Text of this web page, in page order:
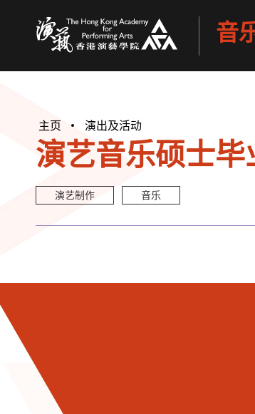
音
主页 演出及活动
演艺音乐硕士毕
演艺制作 音乐